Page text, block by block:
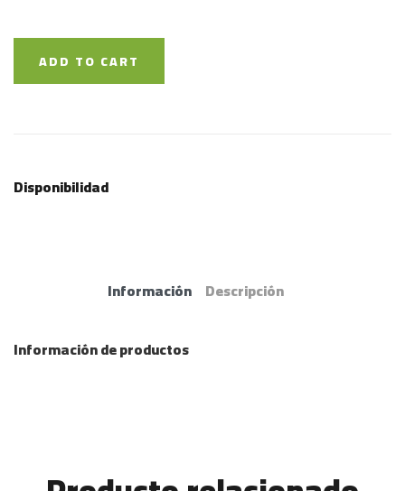
ADD TO CART
Disponibilidad
Información Descripción
Información de productos